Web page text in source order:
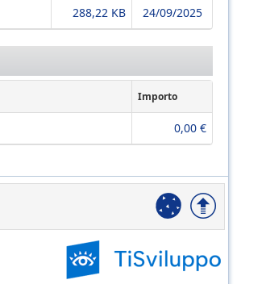
288,22 KB 24/09/2025
Importo
0,00 €